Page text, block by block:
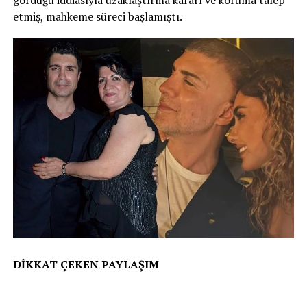
etmiş, mahkeme süreci başlamıştı.
DİKKAT ÇEKEN PAYLAŞIM